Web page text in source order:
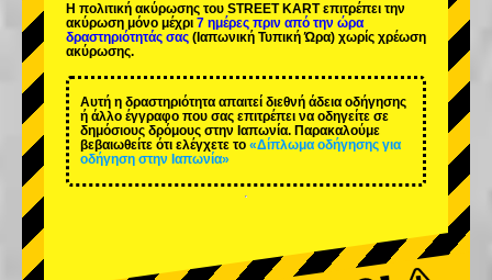
Η πολιτική ακύρωσης του STREET KART επιτρέπει την
ακύρωση μόνο μέχρι 7 ημέρες πριν από την ώρα
δραστηριότητάς σας (Ιαπωνική Τυπική Ώρα) χωρίς χρέωση
ακύρωσης.
Αυτή η δραστηριότητα απαιτεί διεθνή άδεια οδήγησης
ή άλλο έγγραφο που σας επιτρέπει να οδηγείτε σε
δημόσιους δρόμους στην Ιαπωνία. Παρακαλούμε
βεβαιωθείτε ότι ελέγχετε το «Δίπλωμα οδήγησης για
οδήγηση στην Ιαπωνία»